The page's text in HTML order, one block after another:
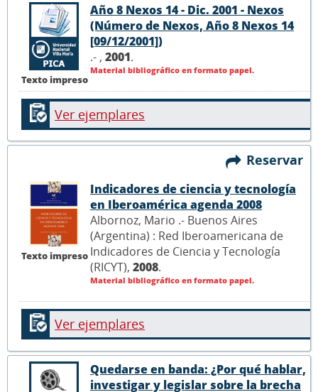
Texto impreso
Año 8 Nexos 14 - Dic. 2001 - Nexos
(Número de Nexos, Año 8 Nexos 14
[09/12/2001])
.- , 2001.
Material bibliográfico en formato papel.
Ver ejemplares
Reservar
Texto impreso
Indicadores de ciencia y tecnología
en Iberoamérica agenda 2008
Albornoz, Mario .- Buenos Aires
(Argentina) : Red Iberoamericana de
Indicadores de Ciencia y Tecnología
(RICYT), 2008.
Material bibliográfico en formato papel.
Ver ejemplares
Quedarse en banda: ¿Por qué hablar,
investigar y legislar sobre la brecha